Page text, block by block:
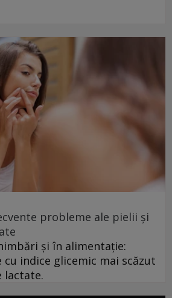
probleme ale pielii și
și în alimentație:
cu indice glicemic mai scăzut
lactate.